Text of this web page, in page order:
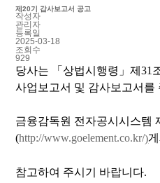
제20기 감사보고서 공고
작성자
관리자
등록일
2025-03-18
조회수
929
당사는 「상법시행령」제31
사업보고서 및 감사보고서를
금융감독원 전자공시시스템
(http://www.goelement.co.kr/)
참고하여 주시기 바랍니다.